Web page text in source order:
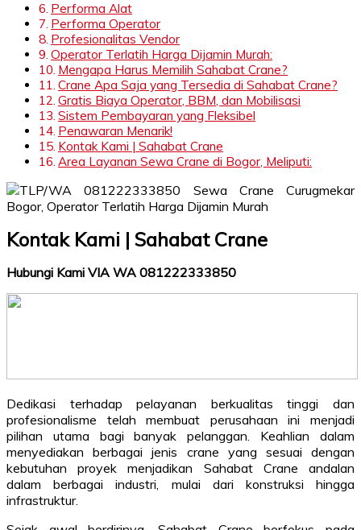
Performa Alat
Performa Operator
Profesionalitas Vendor
Operator Terlatih Harga Dijamin Murah:
Mengapa Harus Memilih Sahabat Crane?
Crane Apa Saja yang Tersedia di Sahabat Crane?
Gratis Biaya Operator, BBM, dan Mobilisasi
Sistem Pembayaran yang Fleksibel
Penawaran Menarik!
Kontak Kami | Sahabat Crane
Area Layanan Sewa Crane di Bogor, Meliputi:
Kontak Kami | Sahabat Crane
Hubungi Kami VIA WA 081222333850
Dedikasi terhadap pelayanan berkualitas tinggi dan
profesionalisme telah membuat perusahaan ini menjadi
pilihan utama bagi banyak pelanggan. Keahlian dalam
menyediakan berbagai jenis crane yang sesuai dengan
kebutuhan proyek menjadikan Sahabat Crane andalan
dalam berbagai industri, mulai dari konstruksi hingga
infrastruktur.